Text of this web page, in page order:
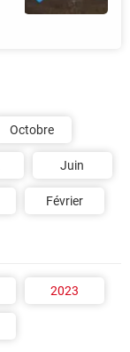
Octobre
Juin
Février
2023